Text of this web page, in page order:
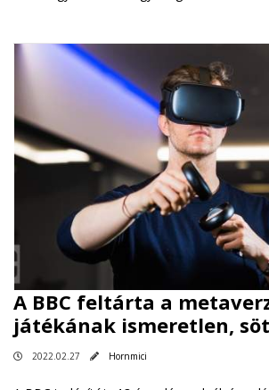
A BBC feltárta a
játékának ismeretlen,
2022.02.27 Hornmici